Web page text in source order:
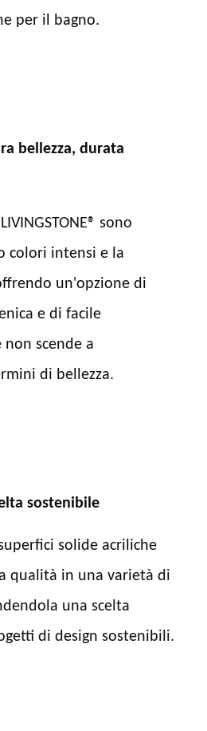
per il bagno.
bellezza, durata
sono
colori intensi e la
un'opzione di
e di facile
scende a
di bellezza.
sostenibile
solide acriliche
qualità in una varietà di
una scelta
di design sostenibili.